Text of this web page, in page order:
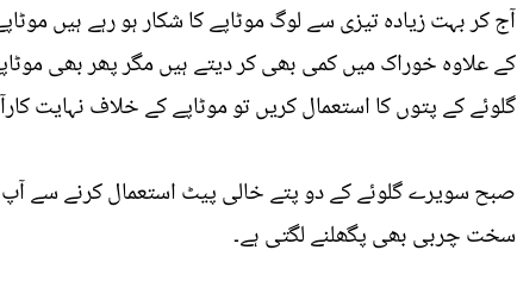
آج کر بہت زیادہ تیزی سے لوگ موٹاپے کا شکار ہو رہے ہیں
کے علاوہ خوراک میں کمی بھی کر دیتے ہیں مگر پھر بھی
گلوئے کے پتوں کا استعمال کریں تو موٹاپے کے خلاف نہایت
صبح سویرے گلوئے کے دو پتے خالی پیٹ استعمال کرنے سے
سخت چربی بھی پگھلنے لگتی ہے۔